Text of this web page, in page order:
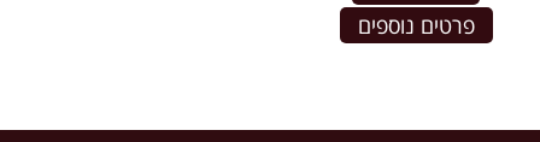
פרטים נוספים